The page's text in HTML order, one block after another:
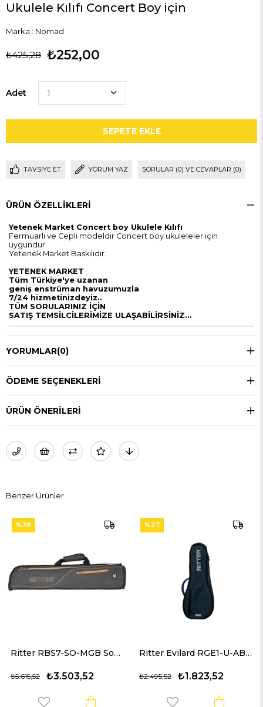
Ukulele Kılıfı Concert Boy için
Marka : Nomad
₺425,28 ₺252,00
Adet
TAVSIYE ET YORUM YAZ SORULAR (0) VE CEVAPLAR (0)
ÜRÜN ÖZELLIKLERI
Yetenek Market Concert boy Ukulele Kılıfı
Fermuarlı ve Cepli modeldir Concert boy ukuleleler için
uygundur.
Yetenek Market Baskılıdır.
YETENEK MARKET
Tüm Türkiye'ye uzanan
geniş enstrüman havuzumuzla
7/24 hizmetinizdeyiz..
TÜM SORULARINIZ İÇİN
SATIŞ TEMSİLCİLERİMİZE ULAŞABİLİRSİNİZ…
YORUMLAR(0)
ÖDEME SEÇENEKLERI
ÜRÜN ÖNERILERI
Benzer Ürünler
Ritter RBS7-SO-MGB Soprano Saksafon Kılıfı
₺3.503,52
Ritter Evilard RGE1-U-ABL Soprano Ukulele Kılıfı
₺1.823,52
₺2.495,52